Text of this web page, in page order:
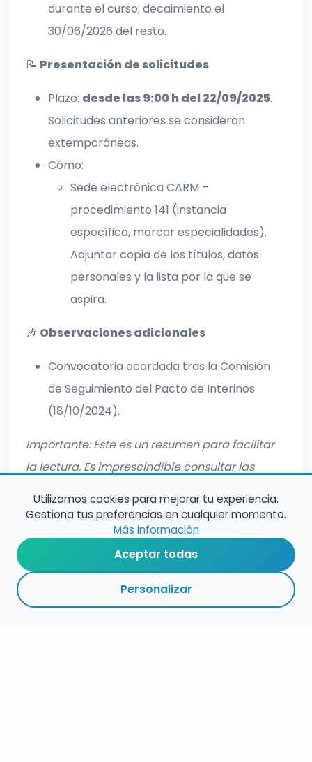
durante el curso; decaimiento el
30/06/2026 del resto.
📝 Presentación de solicitudes
Plazo: desde las 9:00 h del 22/09/2025.
Solicitudes anteriores se consideran
extemporáneas.
Cómo:
Sede electrónica CARM –
procedimiento 141 (instancia
específica, marcar especialidades).
Adjuntar copia de los títulos, datos
personales y la lista por la que se
aspira.
🎶 Observaciones adicionales
Convocatoria acordada tras la Comisión
de Seguimiento del Pacto de Interinos
(18/10/2024).
Importante: Este es un resumen para facilitar
la lectura. Es imprescindible consultar las
RESUMEN PLAZOS ESPECIALIDADES ENLACES SEGUIR
Utilizamos cookies para mejorar tu experiencia.
Gestiona tus preferencias en cualquier momento.
Más información
Aceptar todas
Personalizar